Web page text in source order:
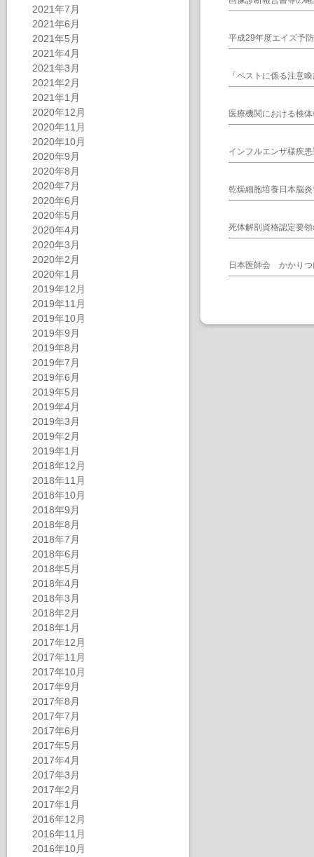
2021年7月
2021年6月
2021年5月
2021年4月
2021年3月
2021年2月
2021年1月
2020年12月
2020年11月
2020年10月
2020年9月
2020年8月
2020年7月
2020年6月
2020年5月
2020年4月
2020年3月
2020年2月
2020年1月
2019年12月
2019年11月
2019年10月
2019年9月
2019年8月
2019年7月
2019年6月
2019年5月
2019年4月
2019年3月
2019年2月
2019年1月
2018年12月
2018年11月
2018年10月
2018年9月
2018年8月
2018年7月
2018年6月
2018年5月
2018年4月
2018年3月
2018年2月
2018年1月
2017年12月
2017年11月
2017年10月
2017年9月
2017年8月
2017年7月
2017年6月
2017年5月
2017年4月
2017年3月
2017年2月
2017年1月
2016年12月
2016年11月
2016年10月
平成29年度エイズ予
「ペストに係る注意
医療機関における検
インフルエンザ様疾
乾燥細胞培養日本脳
死体解剖資格認定要
日本医師会 かかりつ